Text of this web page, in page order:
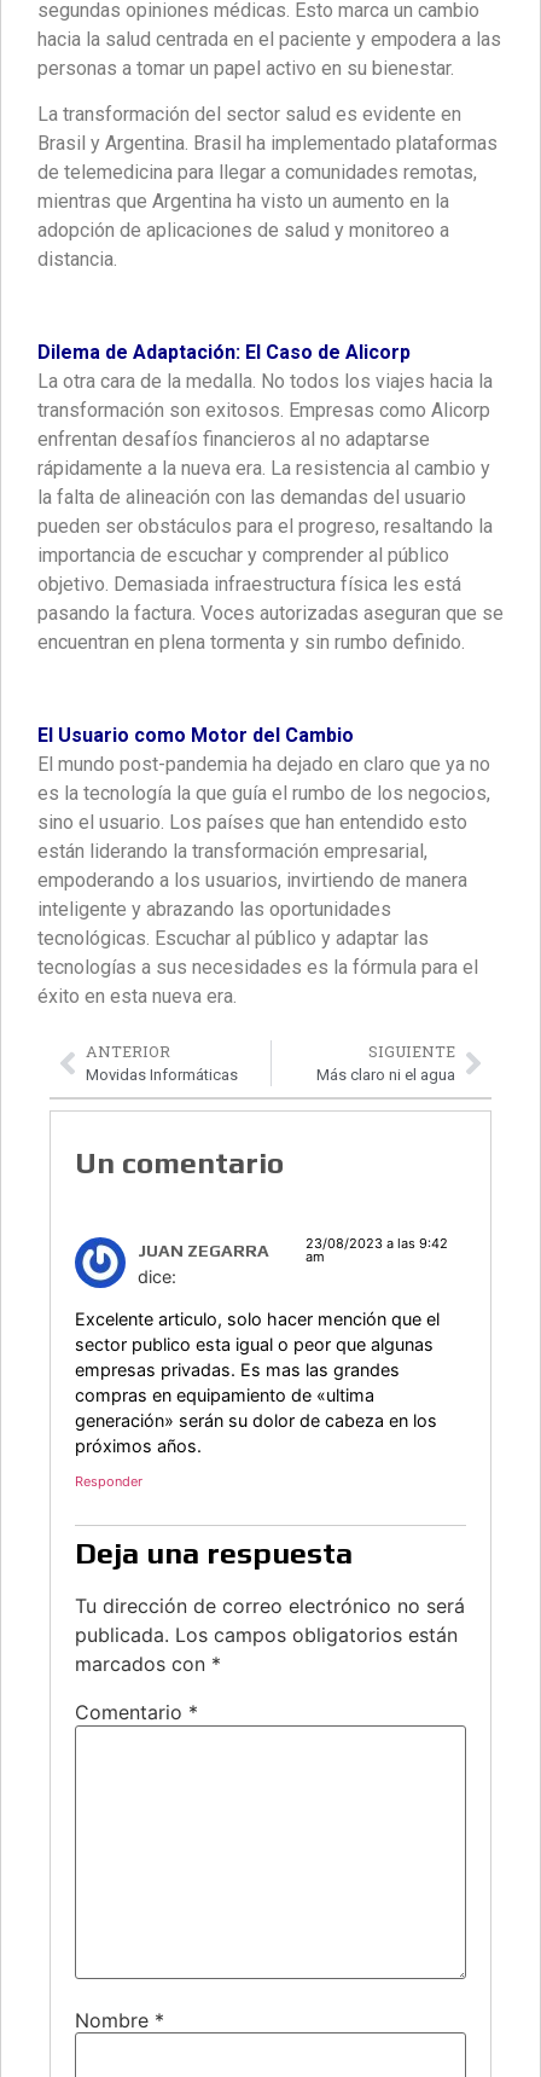
segundas opiniones médicas. Esto marca un cambio
hacia la salud centrada en el paciente y empodera a las
personas a tomar un papel activo en su bienestar.
La transformación del sector salud es evidente en
Brasil y Argentina. Brasil ha implementado plataformas
de telemedicina para llegar a comunidades remotas,
mientras que Argentina ha visto un aumento en la
adopción de aplicaciones de salud y monitoreo a
distancia.
Dilema de Adaptación: El Caso de Alicorp
La otra cara de la medalla. No todos los viajes hacia la
transformación son exitosos. Empresas como Alicorp
enfrentan desafíos financieros al no adaptarse
rápidamente a la nueva era. La resistencia al cambio y
la falta de alineación con las demandas del usuario
pueden ser obstáculos para el progreso, resaltando la
importancia de escuchar y comprender al público
objetivo. Demasiada infraestructura física les está
pasando la factura. Voces autorizadas aseguran que se
encuentran en plena tormenta y sin rumbo definido.
El Usuario como Motor del Cambio
El mundo post-pandemia ha dejado en claro que ya no
es la tecnología la que guía el rumbo de los negocios,
sino el usuario. Los países que han entendido esto
están liderando la transformación empresarial,
empoderando a los usuarios, invirtiendo de manera
inteligente y abrazando las oportunidades
tecnológicas. Escuchar al público y adaptar las
tecnologías a sus necesidades es la fórmula para el
éxito en esta nueva era.
ANTERIOR
Movidas Informáticas
SIGUIENTE
Más claro ni el agua
Un comentario
JUAN ZEGARRA
dice:
23/08/2023 a las 9:42
am
Excelente articulo, solo hacer mención que el
sector publico esta igual o peor que algunas
empresas privadas. Es mas las grandes
compras en equipamiento de «ultima
generación» serán su dolor de cabeza en los
próximos años.
Responder
Deja una respuesta
Tu dirección de correo electrónico no será
publicada. Los campos obligatorios están
marcados con *
Comentario *
Nombre *